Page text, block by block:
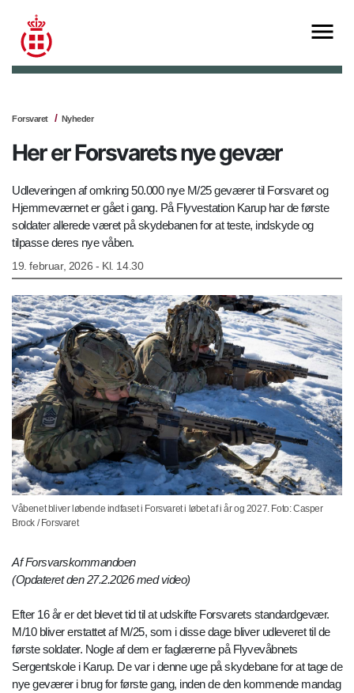
Forsvaret Nyheder
Her er Forsvarets nye gevær
Udleveringen af omkring 50.000 nye M/25 geværer til Forsvaret og
Hjemmeværnet er gået i gang. På Flyvestation Karup har de første
soldater allerede været på skydebanen for at teste, indskyde og
tilpasse deres nye våben.
19. februar, 2026 - Kl. 14.30
Våbenet bliver løbende indfaset i Forsvaret i løbet af i år og 2027. Foto: Casper
Brock / Forsvaret
Af Forsvarskommandoen
(Opdateret den 27.2.2026 med video)
Efter 16 år er det blevet tid til at udskifte Forsvarets standardgevær.
M/10 bliver erstattet af M/25, som i disse dage bliver udleveret til de
første soldater. Nogle af dem er faglærerne på Flyvevåbnets
Sergentskole i Karup. De var i denne uge på skydebane for at tage de
nye geværer i brug for første gang, inden de den kommende mandag